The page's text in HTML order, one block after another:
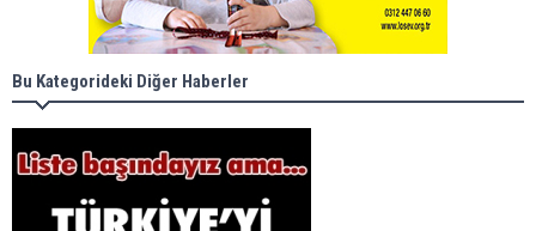
Bu Kategorideki Diğer Haberler